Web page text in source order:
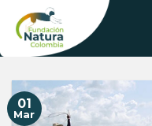
content
01
Mar